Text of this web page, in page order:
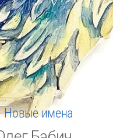
Новые имена